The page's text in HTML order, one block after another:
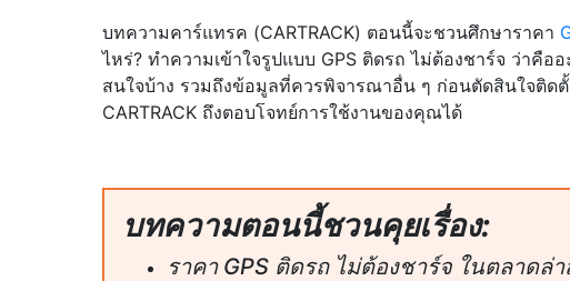
บทความคาร์แทรค (CARTRACK) ตอนนี้จะชวนศึกษาราคา
ไหร่? ทำความเข้าใจรูปแบบ GPS ติดรถ ไม่ต้องชาร์จ ว่าคื
สนใจบ้าง รวมถึงข้อมูลที่ควรพิจารณาอื่น ๆ ก่อนตัดสินใจติ
CARTRACK ถึงตอบโจทย์การใช้งานของคุณได้
บทความตอนนี้ชวนคุยเรื่อง:
ราคา GPS ติดรถ ไม่ต้องชาร์จ ในตลาดล่